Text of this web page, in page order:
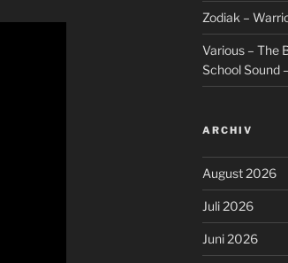
Zodiak –
Various – The
School Sound
ARCHIV
August 2026
Juli 2026
Juni 2026